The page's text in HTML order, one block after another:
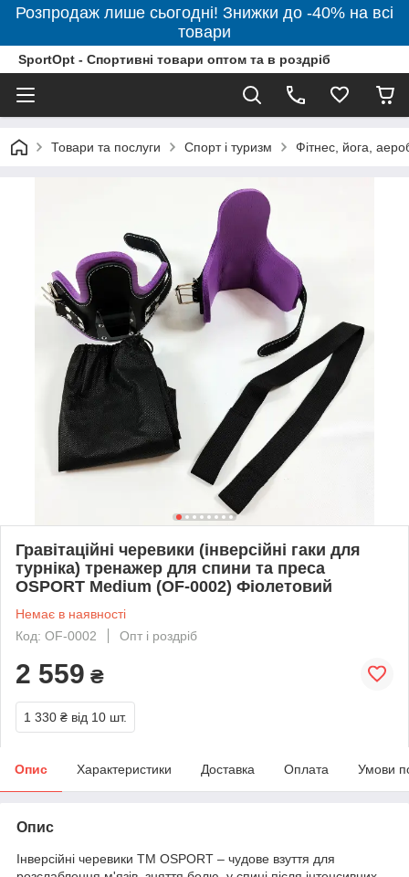
Розпродаж лише сьогодні! Знижки до -40% на всі
товари
SportOpt - Спортивні товари оптом та в роздріб
Товари та послуги Спорт і туризм Фітнес, йога,
Гравітаційні черевики (інверсійні гаки для
турніка) тренажер для спини та преса
OSPORT Medium (OF-0002) Фіолетовий
Немає в наявності
Код: OF-0002
Опт і роздріб
2 559 ₴
1 330 ₴ від 10 шт.
Опис Характеристики Доставка Оплата Умови
Опис
Інверсійні черевики ТМ OSPORT – чудове взуття для